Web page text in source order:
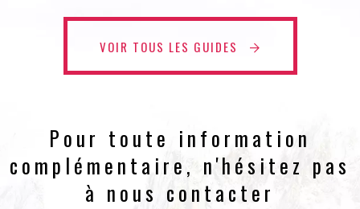
VOIR TOUS LES GUIDES
Pour toute information
complémentaire, n'hésitez pas
à nous contacter